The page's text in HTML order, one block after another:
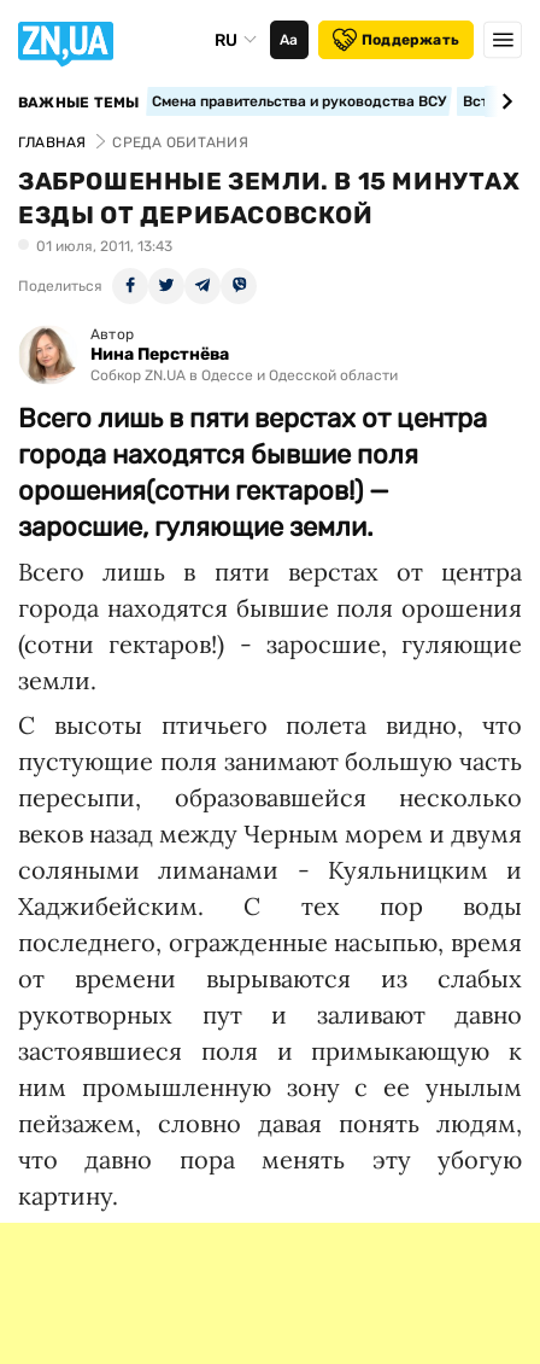
RU Аа Поддержать
ВАЖНЫЕ ТЕМЫ Смена правительства и руководства ВСУ
ГЛАВНАЯ СРЕДА ОБИТАНИЯ
ЗАБРОШЕННЫЕ ЗЕМЛИ. В 15 МИНУТАХ
ЕЗДЫ ОТ ДЕРИБАСОВСКОЙ
01 июля, 2011, 13:43
Поделиться
Автор
Нина Перстнёва
Собкор ZN.UA в Одессе и Одесской области
Всего лишь в пяти верстах от центра
города находятся бывшие поля
орошения(сотни гектаров!) —
заросшие, гуляющие земли.
Всего лишь в пяти верстах от центра
города находятся бывшие поля орошения
(сотни гектаров!) - заросшие, гуляющие
земли.
С высоты птичьего полета видно, что
пустующие поля занимают большую часть
пересыпи, образовавшейся несколько
веков назад между Черным морем и двумя
соляными лиманами - Куяльницким и
Хаджибейским. С тех пор воды
последнего, огражденные насыпью, время
от времени вырываются из слабых
рукотворных пут и заливают давно
застоявшиеся поля и примыкающую к
ним промышленную зону с ее унылым
пейзажем, словно давая понять людям,
что давно пора менять эту убогую
картину.